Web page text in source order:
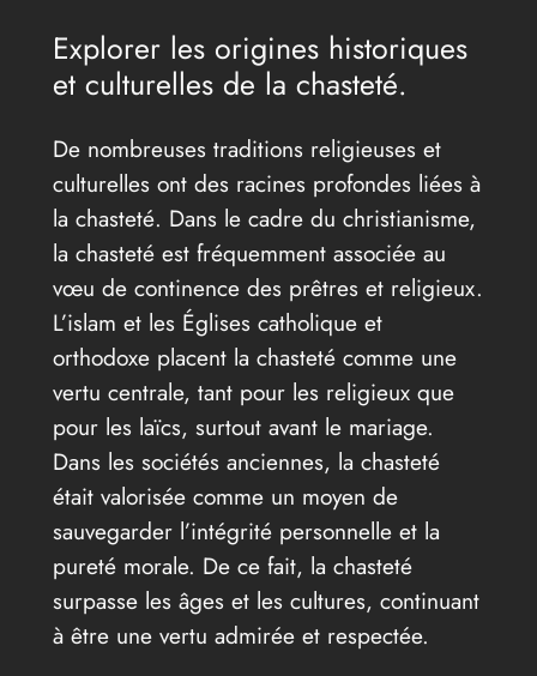
Explorer les origines historiques
et culturelles de la chasteté.
De nombreuses traditions religieuses et
culturelles ont des racines profondes liées à
la chasteté. Dans le cadre du christianisme,
la chasteté est fréquemment associée au
vœu de continence des prêtres et religieux.
L’islam et les Églises catholique et
orthodoxe placent la chasteté comme une
vertu centrale, tant pour les religieux que
pour les laïcs, surtout avant le mariage.
Dans les sociétés anciennes, la chasteté
était valorisée comme un moyen de
sauvegarder l’intégrité personnelle et la
pureté morale. De ce fait, la chasteté
surpasse les âges et les cultures, continuant
à être une vertu admirée et respectée.